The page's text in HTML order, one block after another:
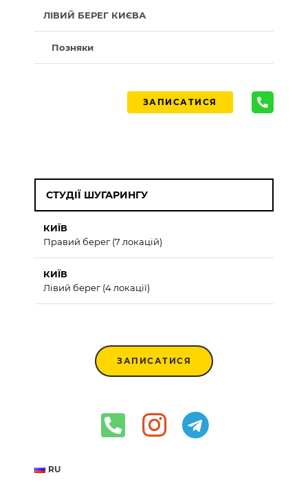
ЛІВИЙ БЕРЕГ КИЄВА
Позняки
ЗАПИСАТИСЯ
СТУДІЇ ШУГАРИНГУ
КИЇВ
Правий берег (7 локацій)
КИЇВ
Лівий берег (4 локації)
ЗАПИСАТИСЯ
RU